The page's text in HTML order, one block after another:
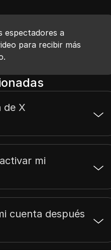
espectadores a
para recibir más
de X
mi
cuenta después